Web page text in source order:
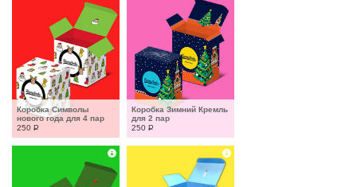
Коробка Символы
нового года для 4 пар
250 Р
Коробка Зимний Кремль
для 2 пар
250 Р